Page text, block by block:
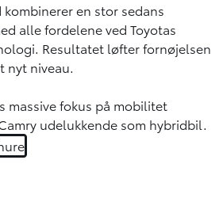
en stor sedans
alle fordelene ved Toyotas
Resultatet løfter fornøjelsen
nyt niveau.
massive fokus på mobilitet
udelukkende som hybridbil.